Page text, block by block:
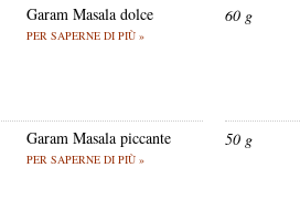
Garam Masala dolce
PER SAPERNE DI PIÙ »
60 g
Garam Masala piccante
PER SAPERNE DI PIÙ »
50 g